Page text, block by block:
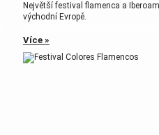
Největší festival flamenca a
východní Evropě.
Více »